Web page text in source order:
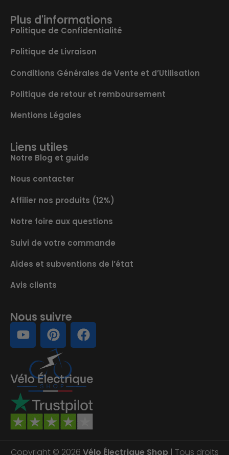
Plus d'informations
Politique de Confidentialité
Politique de Livraison
Conditions Générales de Vente et d’Utilisation
Politique de retour et remboursement
Mentions Légales
Liens utiles
Notre Blog et guide
Nous contacter
Affilier nos produits (12%)
Notre foire aux questions
Suivi de votre commande
Aides et subventions de l’état
Avis clients
Nous suivre
Copyright © 2026 Vélo Électrique Shop | Tous droits